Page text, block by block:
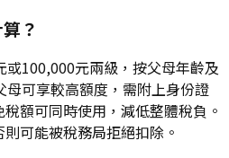
？
100,000元兩級，按父母年齡及
可享較高額度，需附上身份證
額可同時使用，減低整體稅負。
可能被稅務局拒絕扣除。